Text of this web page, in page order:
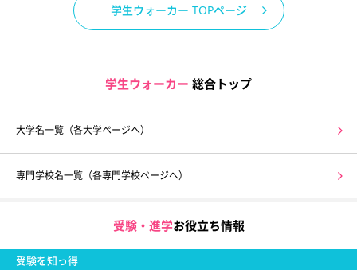
学生ウォーカー TOPページ
学生ウォーカー 総合トップ
大学名一覧（各大学ページへ）
専門学校名一覧（各専門学校ページへ）
受験・進学お役立ち情報
受験を知っ得